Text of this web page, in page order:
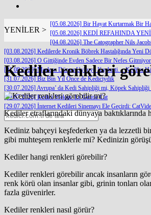
YENİLER >
[05.08.2026] Bir Hayat Kurtarmak Bir
[05.08.2026] KEDİ REFAHINDA
[04.08.2026] The Catographer Nils
[03.08.2026] Kedilerde Kronik Böbrek Hastalığında Yeni
[03.08.2026] O Gittiğinde Evden Sadece Bir Nefes Gitmiyor
[01.08.2026] Modern Dünya Uykuyu Kaybetti… Kediler
[31.07.2026] Biz Bin Yıl Önce de Kediciydik
[30.07.2026] Avrupa’ da Kedi Sahipliği mi, Köpek Sahipliği
[29.07.2026] Kedici Mekan: Le Gentle Cat
[29.07.2026] İnternet Kedileri Sinemayı Ele Geçirdi:
Kediler renkleri
Kediler etraflarındaki dünyaya baktıklarında
Kediniz bahçeyi keşfederken ya da lezzetli
gibi muhteşem renklerle mi? Kedinizin
Kediler hangi renkleri görebilir?
Kediler renkleri görebilir ancak insanların
renk körü olan insanlar gibi, grinin tonları
fazla güvenirler.
Kediler renkleri nasıl görür?